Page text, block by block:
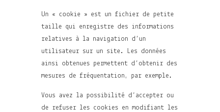
Un « cookie » est un fichier de petite
taille qui enregistre des informations
relatives à la navigation d’un
utilisateur sur un site. Les données
ainsi obtenues permettent d’obtenir des
mesures de fréquentation, par exemple.
Vous avez la possibilité d’accepter ou
de refuser les cookies en modifiant les